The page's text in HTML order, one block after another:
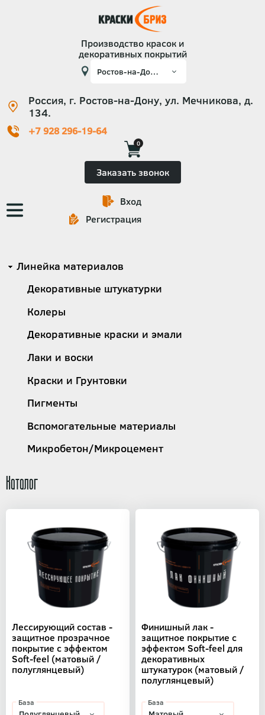
Производство красок и
декоративных покрытий
Россия, г. Ростов-на-Дону, ул. Мечникова, д.
134.
+7 928 296-19-64
0
Заказать звонок
Основная
навигация
Вход
Регистрация
Каталог
Лессирующий состав -
защитное прозрачное
покрытие с эффектом
Soft-feel (матовый /
полуглянцевый)
База
Финишный лак -
защитное покрытие с
эффектом Soft-feel для
декоративных
штукатурок (матовый /
полуглянцевый)
База
Категории
Линейка материалов
Декоративные штукатурки
Колеры
Декоративные краски и эмали
Лаки и воски
Краски и Грунтовки
Пигменты
Вспомогательные материалы
Микробетон/Микроцемент